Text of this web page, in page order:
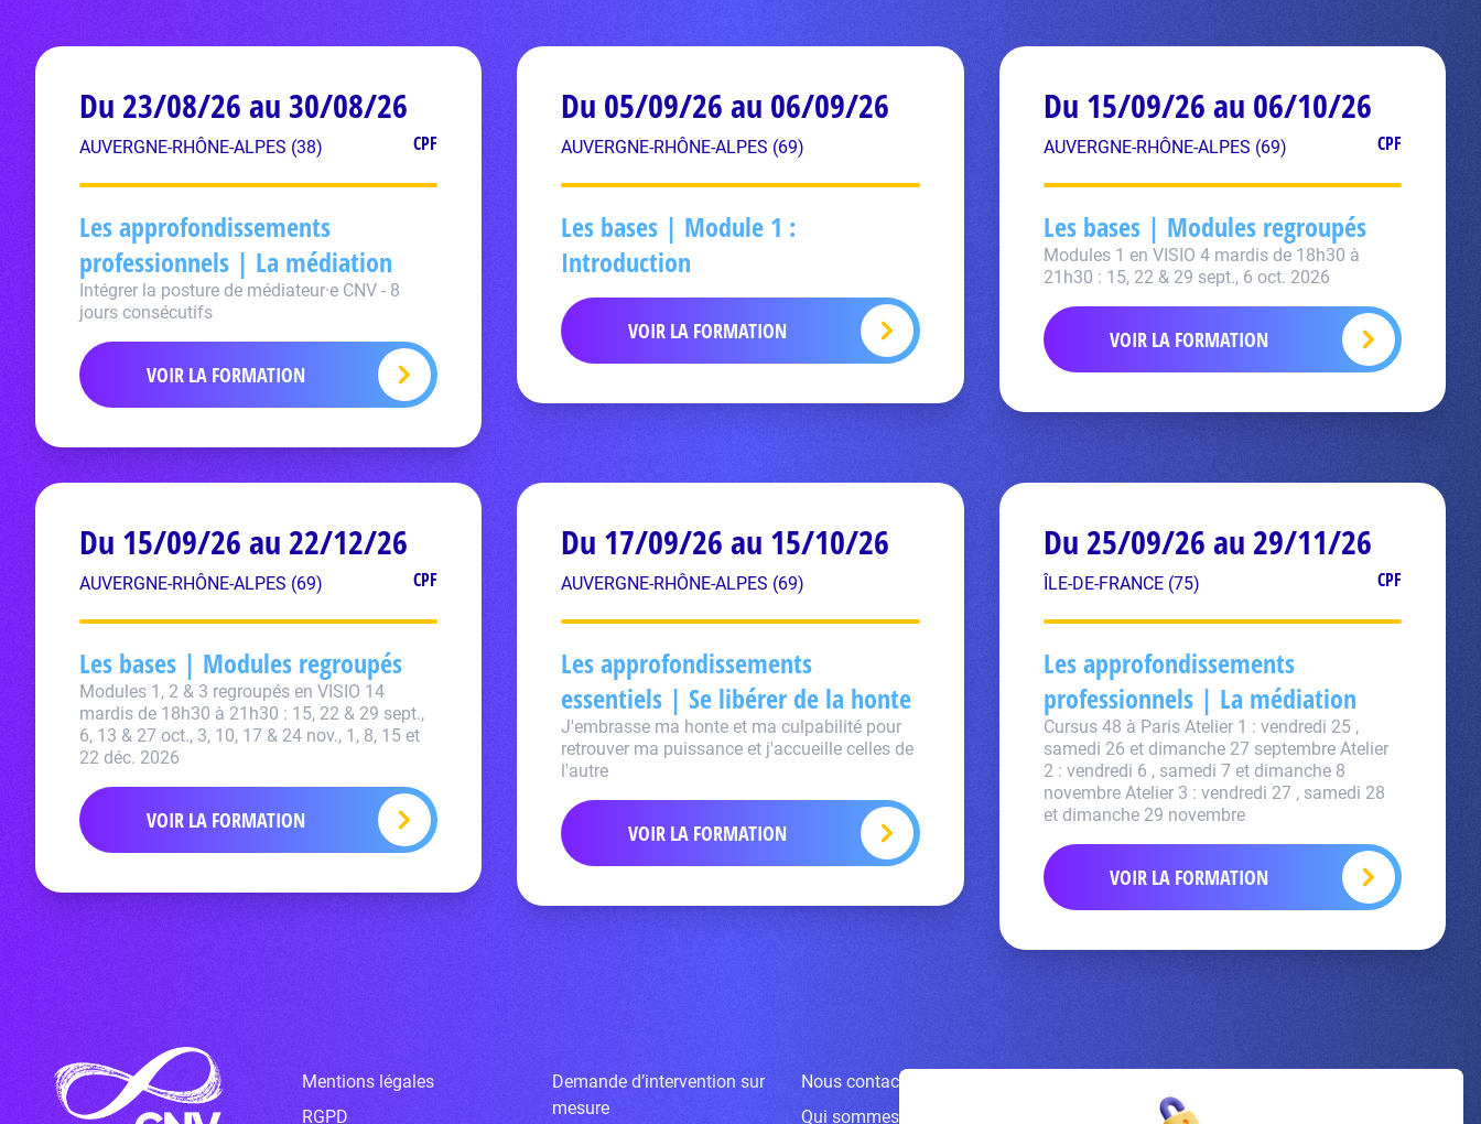
Du 23/08/26 au 30/08/26
AUVERGNE-RHÔNE-ALPES (38) CPF
Les approfondissements
professionnels | La médiation
Intégrer la posture de médiateur·e CNV - 8
jours consécutifs
VOIR LA FORMATION
Du 05/09/26 au 06/09/26
AUVERGNE-RHÔNE-ALPES (69)
Les bases | Module 1 :
Introduction
VOIR LA FORMATION
Du 15/09/26 au 06/10/26
AUVERGNE-RHÔNE-ALPES (69) CPF
Les bases | Modules regroupés
Modules 1 en VISIO 4 mardis de 18h30 à
21h30 : 15, 22 & 29 sept., 6 oct. 2026
VOIR LA FORMATION
Du 15/09/26 au 22/12/26
AUVERGNE-RHÔNE-ALPES (69) CPF
Les bases | Modules regroupés
Modules 1, 2 & 3 regroupés en VISIO 14
mardis de 18h30 à 21h30 : 15, 22 & 29 sept.,
6, 13 & 27 oct., 3, 10, 17 & 24 nov., 1, 8, 15 et
22 déc. 2026
VOIR LA FORMATION
Du 17/09/26 au 15/10/26
AUVERGNE-RHÔNE-ALPES (69)
Les approfondissements
essentiels | Se libérer de la honte
J'embrasse ma honte et ma culpabilité pour
retrouver ma puissance et j'accueille celles de
l'autre
VOIR LA FORMATION
Du 25/09/26 au 29/11/26
ÎLE-DE-FRANCE (75) CPF
Les approfondissements
professionnels | La médiation
Cursus 48 à Paris Atelier 1 : vendredi 25 ,
samedi 26 et dimanche 27 septembre Atelier
2 : vendredi 6 , samedi 7 et dimanche 8
novembre Atelier 3 : vendredi 27 , samedi 28
et dimanche 29 novembre
VOIR LA FORMATION
Mentions légales
RGPD
Demande d’intervention sur
mesure
Nous contacter
Qui sommes-nous ?